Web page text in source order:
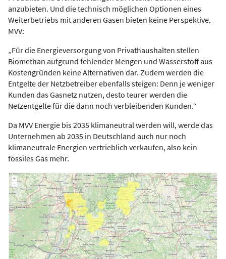
anzubieten. Und die technisch möglichen Optionen eines
Weiterbetriebs mit anderen Gasen bieten keine Perspektive.
MVV:
„Für die Energieversorgung von Privathaushalten stellen
Biomethan aufgrund fehlender Mengen und Wasserstoff aus
Kostengründen keine Alternativen dar. Zudem werden die
Entgelte der Netzbetreiber ebenfalls steigen: Denn je weniger
Kunden das Gasnetz nutzen, desto teurer werden die
Netzentgelte für die dann noch verbleibenden Kunden.“
Da MVV Energie bis 2035 klimaneutral werden will, werde das
Unternehmen ab 2035 in Deutschland auch nur noch
klimaneutrale Energien vertrieblich verkaufen, also kein
fossiles Gas mehr.